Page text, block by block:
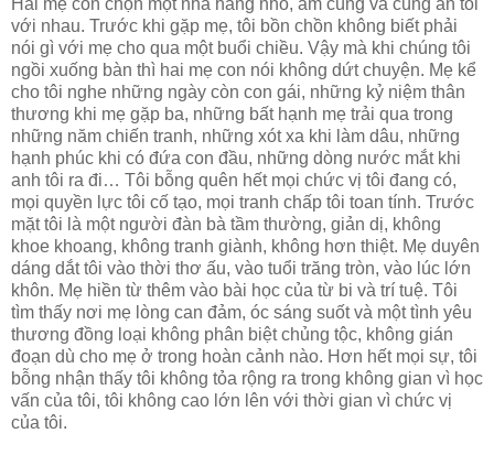
với nhau. Trước khi gặp mẹ, tôi bồn chồn không biết phải
nói gì với mẹ cho qua một buổi chiều. Vậy mà khi chúng tôi
ngồi xuống bàn thì hai mẹ con nói không dứt chuyện. Mẹ kể
cho tôi nghe những ngày còn con gái, những kỷ niệm thân
thương khi mẹ gặp ba, những bất hạnh mẹ trải qua trong
những năm chiến tranh, những xót xa khi làm dâu, những
hạnh phúc khi có đứa con đầu, những dòng nước mắt khi
anh tôi ra đi… Tôi bỗng quên hết mọi chức vị tôi đang có,
mọi quyền lực tôi cố tạo, mọi tranh chấp tôi toan tính. Trước
mặt tôi là một người đàn bà tầm thường, giản dị, không
khoe khoang, không tranh giành, không hơn thiệt. Mẹ duyên
dáng dắt tôi vào thời thơ ấu, vào tuổi trăng tròn, vào lúc lớn
khôn. Mẹ hiền từ thêm vào bài học của từ bi và trí tuệ. Tôi
tìm thấy nơi mẹ lòng can đảm, óc sáng suốt và một tình yêu
thương đồng loại không phân biệt chủng tộc, không gián
đoạn dù cho mẹ ở trong hoàn cảnh nào. Hơn hết mọi sự, tôi
bỗng nhận thấy tôi không tỏa rộng ra trong không gian vì học
vấn của tôi, tôi không cao lớn lên với thời gian vì chức vị
của tôi.